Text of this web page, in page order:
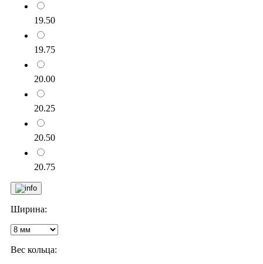
19.50
19.75
20.00
20.25
20.50
20.75
Ширина:
Вес кольца: